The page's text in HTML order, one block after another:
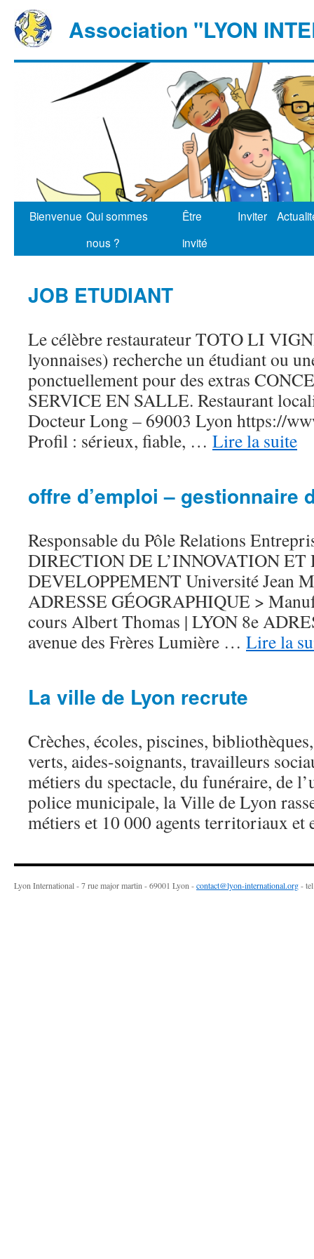
Association "LYON
Bienvenue Qui sommes
nous ?
Être
invité
Inviter
JOB ETUDIANT
Le célèbre restaurateur TOTO LI
lyonnaises) recherche un étudiant ou
ponctuellement pour des extras
SERVICE EN SALLE. Restaurant
Docteur Long – 69003 Lyon https://
Profil : sérieux, fiable, … Lire la suite
offre d’emploi – gestionnaire
Responsable du Pôle Relations
DIRECTION DE L’INNOVATION ET
DEVELOPPEMENT Université Jean
ADRESSE GÉOGRAPHIQUE >
cours Albert Thomas | LYON 8e
avenue des Frères Lumière … Lire la
La ville de Lyon recrute
Crèches, écoles, piscines,
verts, aides-soignants, travailleurs
métiers du spectacle, du funéraire, de
police municipale, la Ville de Lyon
métiers et 10 000 agents territoriaux
Lyon International - 7 rue major martin - 69001 Lyon -contact@lyon-international.org-